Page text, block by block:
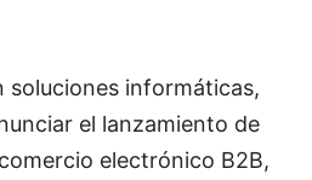
soluciones informáticas,
el lanzamiento de
electrónico B2B,